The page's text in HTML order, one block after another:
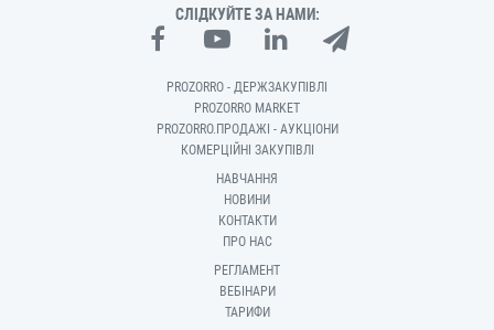
СЛІДКУЙТЕ ЗА НАМИ:
PROZORRO - ДЕРЖЗАКУПІВЛІ
PROZORRO MARKET
PROZORRO.ПРОДАЖІ - АУКЦІОНИ
КОМЕРЦІЙНІ ЗАКУПІВЛІ
НАВЧАННЯ
НОВИНИ
КОНТАКТИ
ПРО НАС
РЕГЛАМЕНТ
ВЕБІНАРИ
ТАРИФИ